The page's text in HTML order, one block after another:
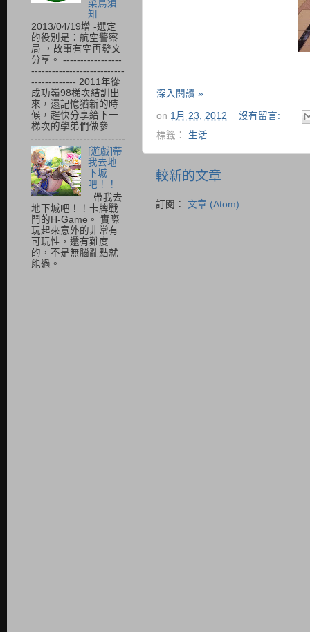
深入閱讀 »
on 1月 23, 2012
沒有留言:
標籤： 生活
較新的文章
訂閱： 文章 (Atom)
菜鳥須
知
2013/04/19增 -選定
的役別是：航空警察
局 ，故事有空再發文
分享。 -----------------
---------------------------
------------- 2011年從
成功嶺98梯次結訓出
來，還記憶猶新的時
候，趕快分享給下一
梯次的學弟們做參...
[遊戲]帶
我去地
下城
吧！！
帶我去
地下城吧！！卡牌戰
鬥的H-Game。 實際
玩起來意外的非常有
可玩性，還有難度
的，不是無腦亂點就
能過。